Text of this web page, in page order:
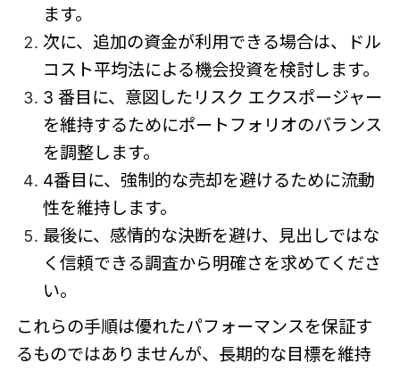
ます。
次に、追加の資金が利用できる場合は、ドル
コスト平均法による機会投資を検討します。
3 番目に、意図したリスク エクスポージャー
を維持するためにポートフォリオのバランス
を調整します。
4番目に、強制的な売却を避けるために流動
性を維持します。
最後に、感情的な決断を避け、見出しではな
く信頼できる調査から明確さを求めてくださ
い。
これらの手順は優れたパフォーマンスを保証す
るものではありませんが、長期的な目標を維持